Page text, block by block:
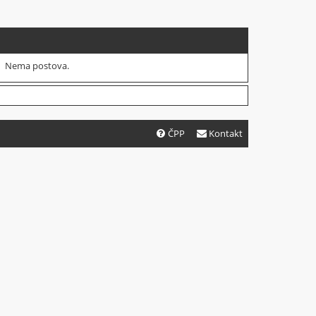
Nema postova.
Kontakt
ČPP